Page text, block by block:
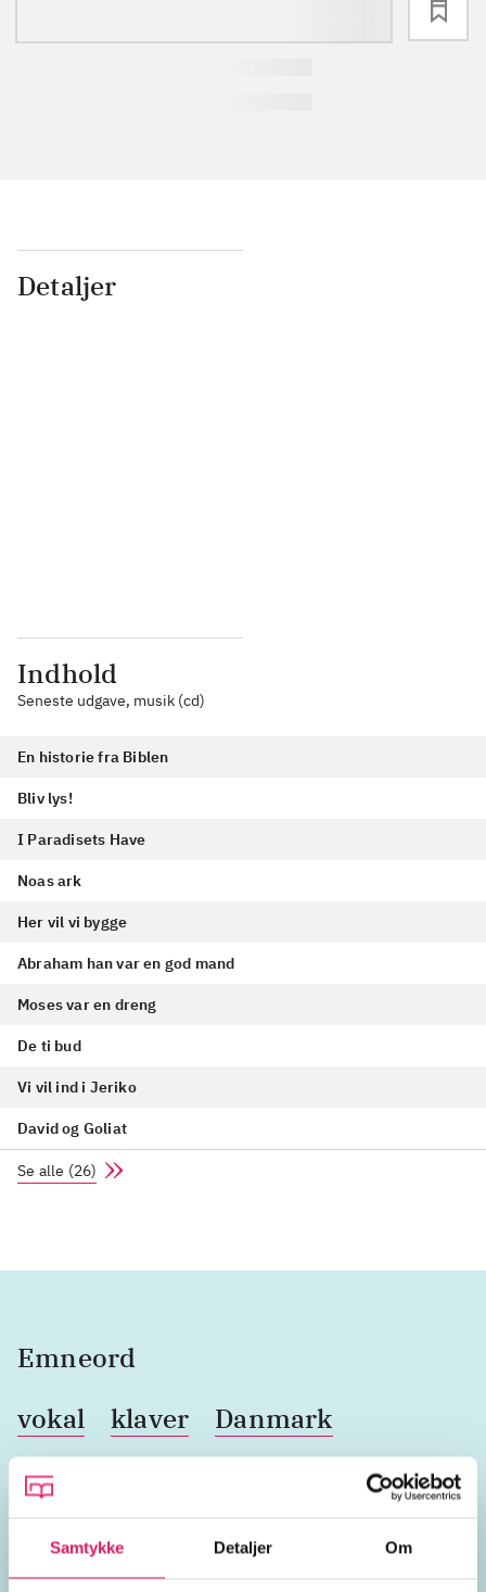
Samtykke Detaljer Om
Detaljer
Indhold
Seneste udgave, musik (cd)
En historie fra Biblen
Bliv lys!
I Paradisets Have
Noas ark
Her vil vi bygge
Abraham han var en god mand
Moses var en dreng
De ti bud
Vi vil ind i Jeriko
David og Goliat
Se alle (26)
Emneord
vokal
klaver
Danmark
2000'erne